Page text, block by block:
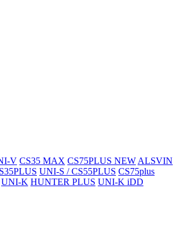
V CS35 MAX CS75PLUS NEW ALSVIN
UNI-S / CS55PLUS CS75plus
UNI-K HUNTER PLUS UNI-K iDD